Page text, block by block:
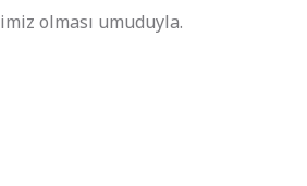
olması umuduyla.